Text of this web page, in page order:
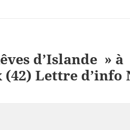
d’Islande » à
Lettre d’info